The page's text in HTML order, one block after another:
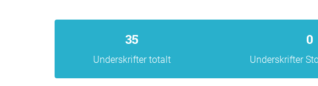
35
Underskrifter totalt
0
Underskrifter